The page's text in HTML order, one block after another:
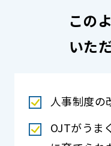
この
いた
人事制度の
OJTがうま